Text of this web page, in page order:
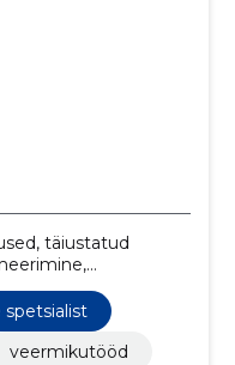
täiustatud
diagnostika
generaatori
ja keretööd,
veermikutööd